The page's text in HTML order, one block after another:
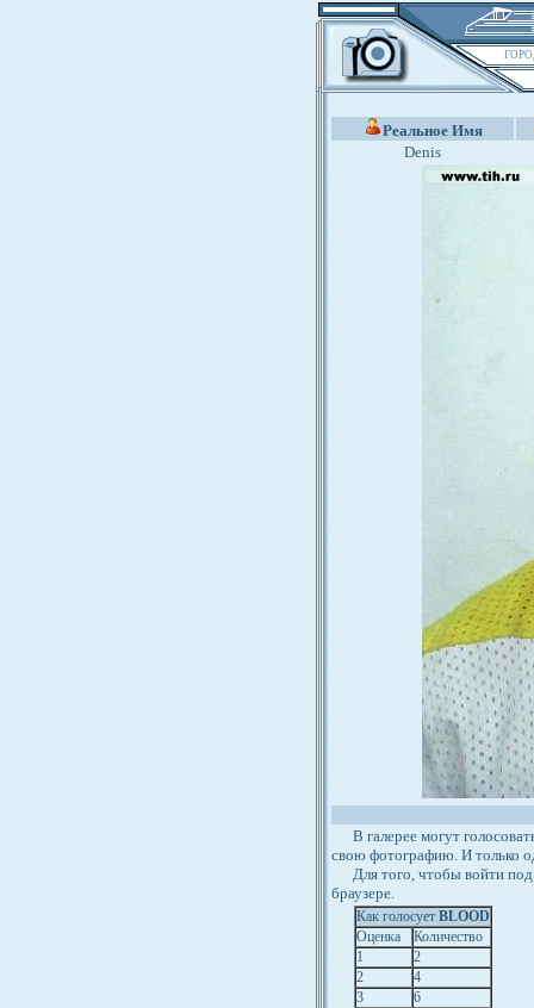
Реальное Имя
Denis
В галерее могут
свою фотографию. И только
Для того, чтобы войти под
браузере.
Как голосует BLOOD
Оценка
Количество
1
2
2
4
3
6